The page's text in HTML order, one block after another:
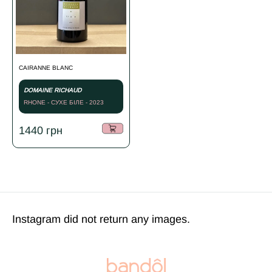
CAIRANNE BLANC
DOMAINE RICHAUD
RHONE - СУХЕ БІЛЕ - 2023
1440 грн
Instagram did not return any images.